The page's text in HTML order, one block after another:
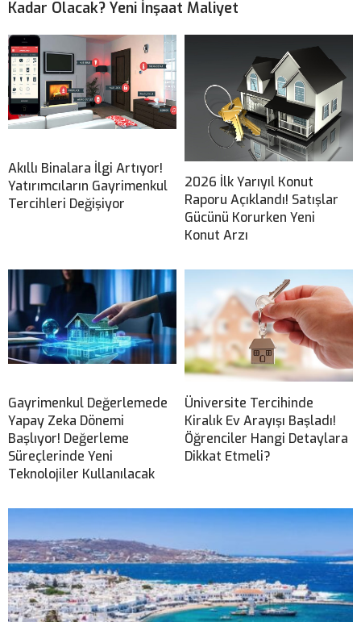
Kadar Olacak? Yeni İnşaat Maliyet
Akıllı Binalara İlgi Artıyor!
Yatırımcıların Gayrimenkul
Tercihleri Değişiyor
2026 İlk Yarıyıl Konut
Raporu Açıklandı! Satışlar
Gücünü Korurken Yeni
Konut Arzı
Gayrimenkul Değerlemede
Yapay Zeka Dönemi
Başlıyor! Değerleme
Süreçlerinde Yeni
Teknolojiler Kullanılacak
Üniversite Tercihinde
Kiralık Ev Arayışı Başladı!
Öğrenciler Hangi Detaylara
Dikkat Etmeli?